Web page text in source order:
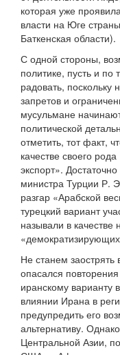
которая уже
власти на Юге
Баткенская области).
С одной стороны,
политике, пусть и
радовать, поскольку
запретов и
мусульмане
политической
отметить, тот факт,
качестве своего
экспорт».
министра Турции Р.
разгар «Арабской
турецкий вариант
называли в
Не станем
опасался
иранскому варианту
влиянии Ирана в
предупредить его
альтернативу.
Центральной Азии,